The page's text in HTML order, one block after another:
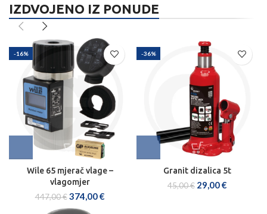
IZDVOJENO IZ PONUDE
-16%
Wile 65 mjerač vlage –
vlagomjer
447,00€ 374,00€
-36%
Granit dizalica 5t
45,00€ 29,00€